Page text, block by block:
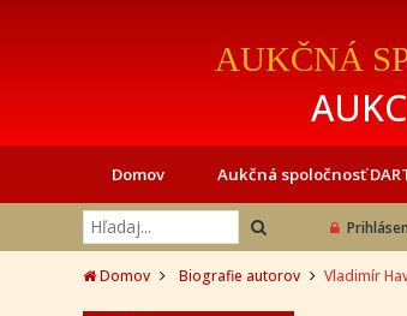
AUKČNÁ
Domov Aukčná spoločnosť
Domov Biografie autorov Vladimír